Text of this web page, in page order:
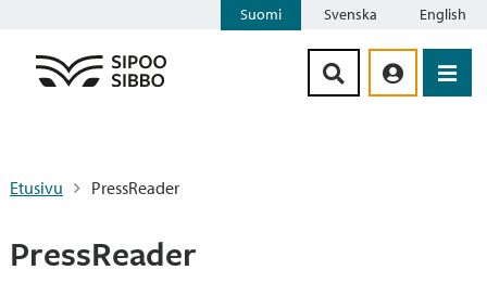
Suomi Svenska English
Etusivu PressReader
PressReader